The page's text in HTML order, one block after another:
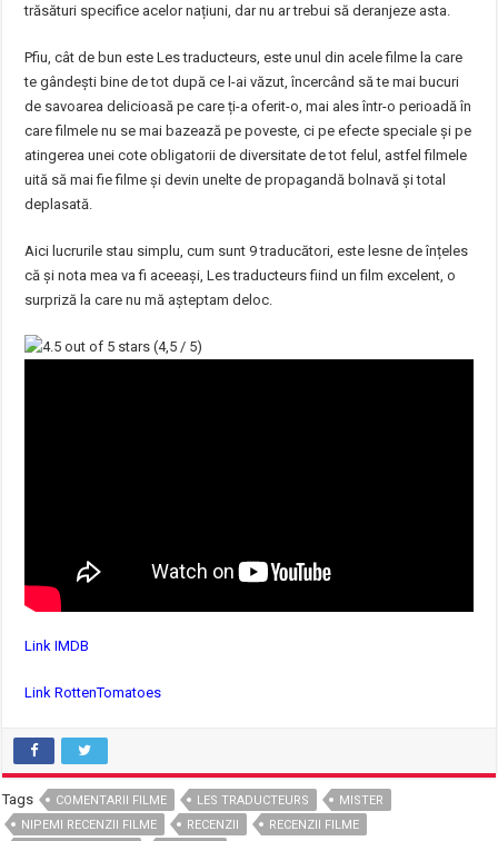
trăsături specifice acelor națiuni, dar nu ar trebui să deranjeze asta.
Pfiu, cât de bun este Les traducteurs, este unul din acele filme la care
te gândești bine de tot după ce l-ai văzut, încercând să te mai bucuri
de savoarea delicioasă pe care ți-a oferit-o, mai ales într-o perioadă în
care filmele nu se mai bazează pe poveste, ci pe efecte speciale și pe
atingerea unei cote obligatorii de diversitate de tot felul, astfel filmele
uită să mai fie filme și devin unelte de propagandă bolnavă și total
deplasată.
Aici lucrurile stau simplu, cum sunt 9 traducători, este lesne de înțeles
că și nota mea va fi aceeași, Les traducteurs fiind un film excelent, o
surpriză la care nu mă așteptam deloc.
(4,5 / 5)
Link IMDB
Link RottenTomatoes
Tags COMENTARII FILME LES TRADUCTEURS
MISTER
NIPEMI RECENZII FILME
RECENZII
RECENZII FILME